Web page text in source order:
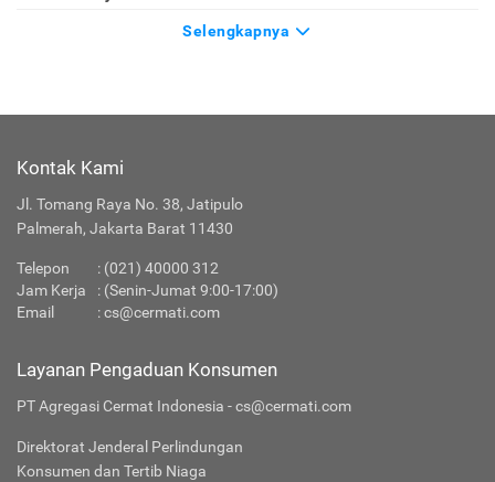
Selengkapnya
Kontak Kami
Jl. Tomang Raya No. 38, Jatipulo
Palmerah, Jakarta Barat 11430
Telepon : (021) 40000 312
Jam Kerja
: (Senin-Jumat 9:00-17:00)
Email
:cs@cermati.com
Layanan Pengaduan Konsumen
PT Agregasi Cermat Indonesia - cs@cermati.com
Direktorat Jenderal Perlindungan
Konsumen dan Tertib Niaga